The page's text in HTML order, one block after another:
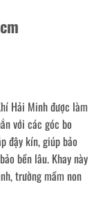
Hải Minh được làm
với các góc bo
đậy kín, giúp bảo
bền lâu. Khay này
trường mầm non